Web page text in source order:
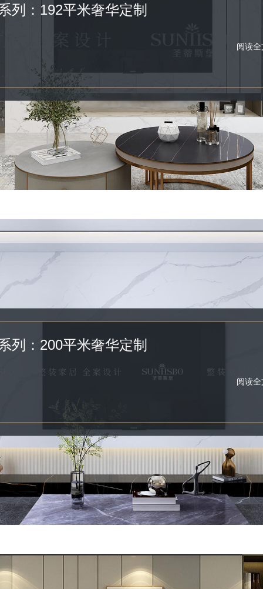
列：192平米奢华定制
阅读全
列：200平米奢华定制
阅读全